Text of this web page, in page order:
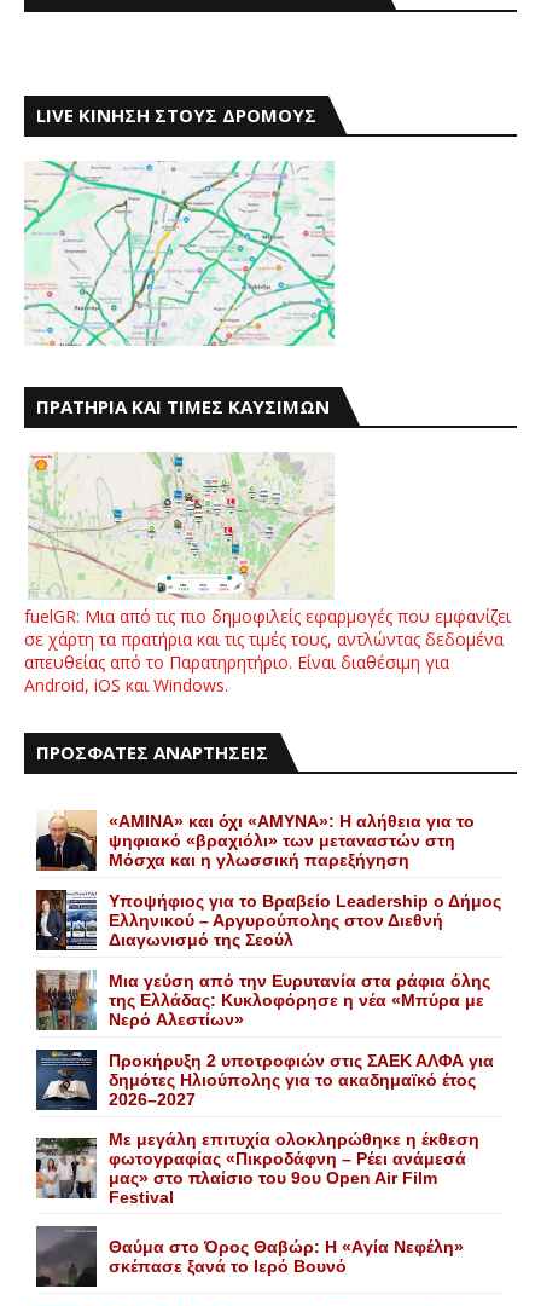
LIVE ΚΙΝΗΣΗ ΣΤΟΥΣ ΔΡΟΜΟΥΣ
ΠΡΑΤΗΡΙΑ ΚΑΙ ΤΙΜΕΣ ΚΑΥΣΙΜΩΝ
fuelGR: Μια από τις πιο δημοφιλείς εφαρμογές που εμφανίζει
σε χάρτη τα πρατήρια και τις τιμές τους, αντλώντας δεδομένα
απευθείας από το Παρατηρητήριο. Είναι διαθέσιμη για
Android, iOS και Windows.
ΠΡΟΣΦΑΤΕΣ ΑΝΑΡΤΗΣΕΙΣ
«AMINA» και όχι «ΑΜΥΝΑ»: Η αλήθεια για το
ψηφιακό «βραχιόλι» των μεταναστών στη
Μόσχα και η γλωσσική παρεξήγηση
Yποψήφιος για το Bραβείο Leadership ο Δήμος
Ελληνικού – Αργυρούπολης στον Διεθνή
Διαγωνισμό της Σεούλ
Mια γεύση από την Eυρυτανία στα ράφια όλης
της Ελλάδας: Κυκλοφόρησε η νέα «Μπύρα με
Nερό Aλεστίων»
Προκήρυξη 2 υποτροφιών στις ΣΑΕΚ ΑΛΦΑ για
δημότες Ηλιούπολης για το ακαδημαϊκό έτος
2026–2027
Με μεγάλη επιτυχία ολοκληρώθηκε η έκθεση
φωτογραφίας «Πικροδάφνη – Ρέει ανάμεσά
μας» στο πλαίσιο του 9ου Open Air Film
Festival
Θαύμα στο Όρος Θαβώρ: H «Aγία Nεφέλη»
σκέπασε ξανά το Iερό Bουνό